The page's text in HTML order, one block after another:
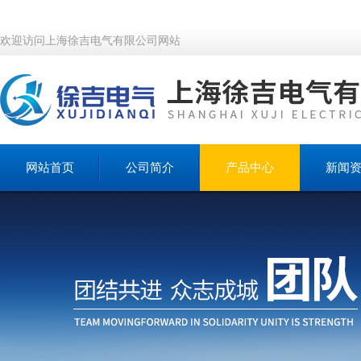
欢迎访问上海徐吉电气有限公司网站
网站首页 公司简介 产品中心 新闻